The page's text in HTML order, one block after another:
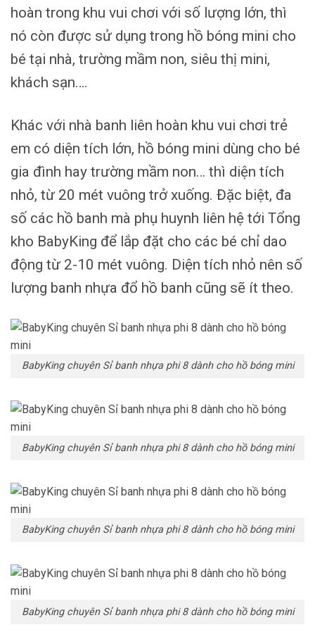
hoàn trong khu vui chơi với số lượng lớn, thì
nó còn được sử dụng trong hồ bóng mini cho
bé tại nhà, trường mầm non, siêu thị mini,
khách sạn….
Khác với nhà banh liên hoàn khu vui chơi trẻ
em có diện tích lớn, hồ bóng mini dùng cho bé
gia đình hay trường mầm non… thì diện tích
nhỏ, từ 20 mét vuông trở xuống. Đặc biệt, đa
số các hồ banh mà phụ huynh liên hệ tới Tổng
kho BabyKing để lắp đặt cho các bé chỉ dao
động từ 2-10 mét vuông. Diện tích nhỏ nên số
lượng banh nhựa đổ hồ banh cũng sẽ ít theo.
BabyKing chuyên Sỉ banh nhựa phi 8 dành cho hồ bóng mini
BabyKing chuyên Sỉ banh nhựa phi 8 dành cho hồ bóng mini
BabyKing chuyên Sỉ banh nhựa phi 8 dành cho hồ bóng mini
BabyKing chuyên Sỉ banh nhựa phi 8 dành cho hồ bóng mini